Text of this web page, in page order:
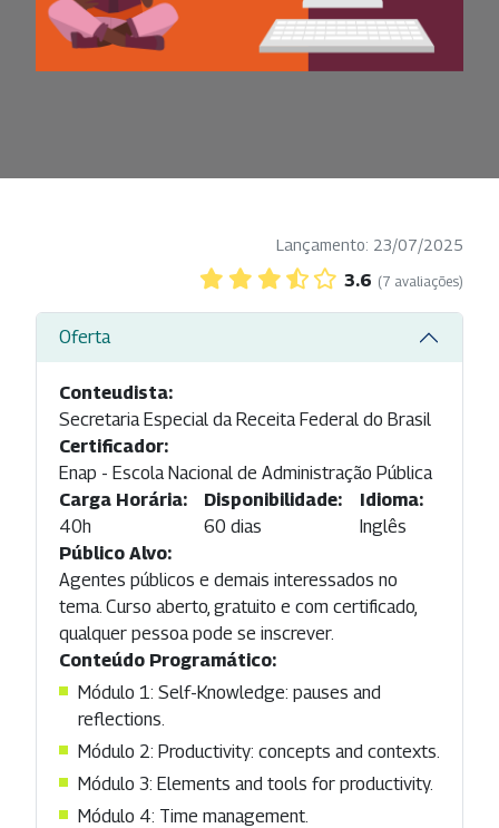
Lançamento: 23/07/2025
3.6 (7 avaliações)
Oferta
Conteudista:
Secretaria Especial da Receita Federal do Brasil
Certificador:
Enap - Escola Nacional de Administração Pública
Carga Horária:
40h
Disponibilidade:
60 dias
Idioma:
Inglês
Público Alvo:
Agentes públicos e demais interessados no
tema. Curso aberto, gratuito e com certificado,
qualquer pessoa pode se inscrever.
Conteúdo Programático:
Módulo 1: Self-Knowledge: pauses and
reflections.
Módulo 2: Productivity: concepts and contexts.
Módulo 3: Elements and tools for productivity.
Módulo 4: Time management.